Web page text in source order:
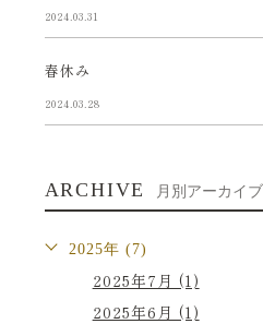
2024.03.31
春休み
2024.03.28
ARCHIVE 月別アーカイブ
2025年 (7)
2025年7月 (1)
2025年6月 (1)